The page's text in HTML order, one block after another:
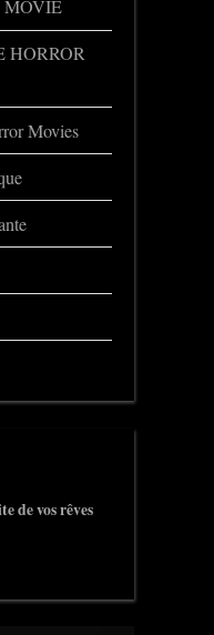
MOVIE
HORROR
Movies
de vos rêves